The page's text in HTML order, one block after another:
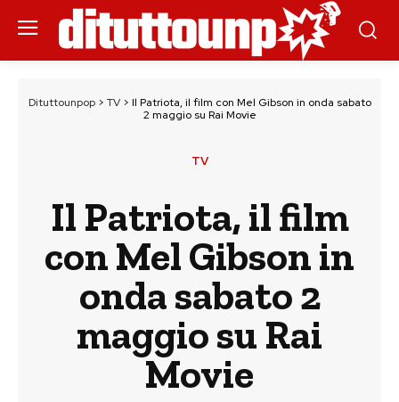
Dituttounpop> TV> Il Patriota, il film con Mel Gibson in onda sabato
2 maggio su Rai Movie
TV
Il Patriota, il film
con Mel Gibson in
onda sabato 2
maggio su Rai
Movie